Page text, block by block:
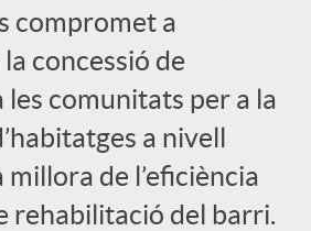
compromet a
concessió de
comunitats per a la
a nivell
millora de l’eficiència
rehabilitació del barri.